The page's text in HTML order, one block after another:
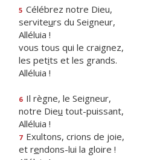
5 Célébrez notre Dieu,
serviteurs du Seigneur,
Alléluia !
vous tous qui le craignez,
les petits et les grands.
Alléluia !
6 Il règne, le Seigneur,
notre Dieu tout-puissant,
Alléluia !
7 Exultons, crions de joie,
et rendons-lui la gloire !